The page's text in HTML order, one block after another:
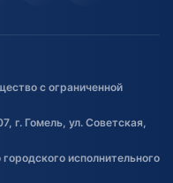
с ограниченной
г. Гомель, ул. Советская,
исполнительного